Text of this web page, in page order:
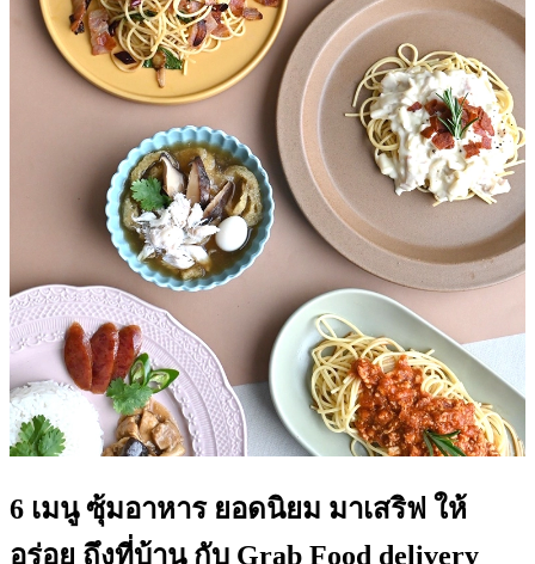
6 เมนู ซุ้มอาหาร ยอดนิยม มาเสริฟ ให้
อร่อย ถึงที่บ้าน กับ Grab Food delivery